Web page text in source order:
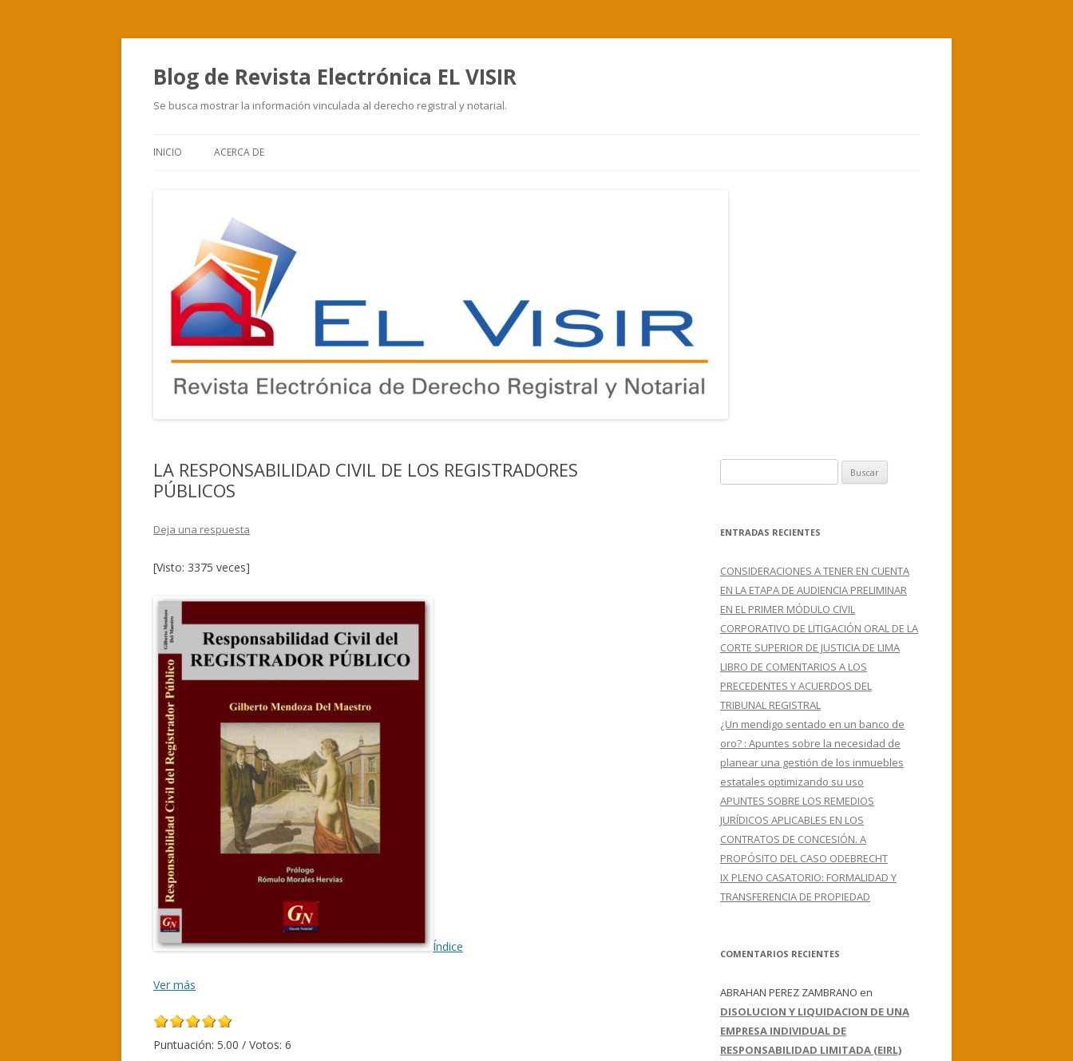
Blog de Revista Electrónica EL VISIR
Se busca mostrar la información vinculada al derecho registral y notarial.
INICIO ACERCA DE
LA RESPONSABILIDAD CIVIL DE LOS REGISTRADORES
PÚBLICOS
Deja una respuesta
[Visto: 3375 veces]
Índice
Ver más
Puntuación: 5.00 / Votos: 6
u
c
r
:
ENTRADAS RECIENTES
CONSIDERACIONES A TENER EN CUENTA
EN LA ETAPA DE AUDIENCIA PRELIMINAR
EN EL PRIMER MÓDULO CIVIL
CORPORATIVO DE LITIGACIÓN ORAL DE LA
CORTE SUPERIOR DE JUSTICIA DE LIMA
LIBRO DE COMENTARIOS A LOS
PRECEDENTES Y ACUERDOS DEL
TRIBUNAL REGISTRAL
¿Un mendigo sentado en un banco de
oro? : Apuntes sobre la necesidad de
planear una gestión de los inmuebles
estatales optimizando su uso
APUNTES SOBRE LOS REMEDIOS
JURÍDICOS APLICABLES EN LOS
CONTRATOS DE CONCESIÓN. A
PROPÓSITO DEL CASO ODEBRECHT
IX PLENO CASATORIO: FORMALIDAD Y
TRANSFERENCIA DE PROPIEDAD
COMENTARIOS RECIENTES
ABRAHAN PEREZ ZAMBRANO en
DISOLUCION Y LIQUIDACION DE UNA
EMPRESA INDIVIDUAL DE
RESPONSABILIDAD LIMITADA (EIRL)